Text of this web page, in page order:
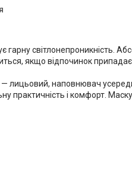
гарну світлонепроникність.
якщо відпочинок
лицьовий, наповнювач
практичність і комфорт.